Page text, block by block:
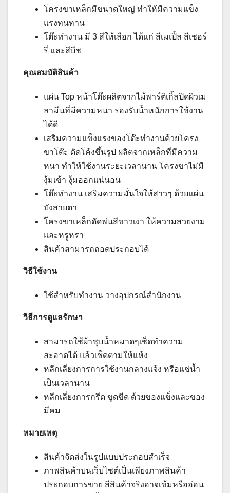
โครงขาเหล็กมีขนาดใหญ่ ทำให้มีความแข็ง
แรงทนทาน
โต๊ะทำงาน มี 3 สีให้เลือก ได้แก่ สีเมเปิ้ล สีเชอร์
รี่ และสีบีช
คุณสมบัติสินค้า
แผ่น Top หน้าโต๊ะผลิตจากไม้พาร์ติเกิ้ลปิดผิวเม
ลามีนที่มีความหนา รองรับน้ำหนักการใช้งาน
ได้ดี
เสริมความแข็งแรงของโต๊ะทำงานด้วยโครง
ขาโต๊ะ ดัดโค้งขึ้นรูป ผลิตจากเหล็กที่มีความ
หนา ทำให้ใช้งานระยะเวลานาน โครงขาไม่มี
งุ้มเข้า งุ้มออกแน่นอน
โต๊ะทำงาน เสริมความมั่นใจให้สาวๆ ด้วยแผ่น
บังสายตา
โครงขาเหล็กดัดพ่นสีขาวเงา ให้ความสวยงาม
และหรูหรา
สินค้าสามารถถอดประกอบได้
วิธีใช้งาน
ใช้สำหรับทำงาน วางอุปกรณ์สำนักงาน
วิธีการดูแลรักษา
สามารถใช้ผ้าชุบน้ำหมาดๆเช็ดทำความ
สะอาดได้ แล้วเช็ดตามให้แห้ง
หลีกเลี่ยงการการใช้งานกลางแจ้ง หรือแช่น้ำ
เป็นเวลานาน
หลีกเลี่ยงการกรีด ขูดขีด ด้วยของแข็งและของ
มีคม
หมายเหตุ
สินค้าจัดส่งในรูปแบบประกอบสำเร็จ
ภาพสินค้าบนเว็บไซต์เป็นเพียงภาพสินค้า
ประกอบการขาย สีสินค้าจริงอาจเข้มหรืออ่อน